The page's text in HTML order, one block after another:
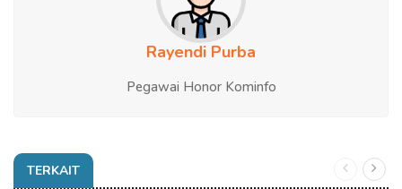
Rayendi Purba
Pegawai Honor Kominfo
TERKAIT